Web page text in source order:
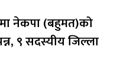
नेकपा (बहुमत)को
९ सदस्यीय जिल्ला